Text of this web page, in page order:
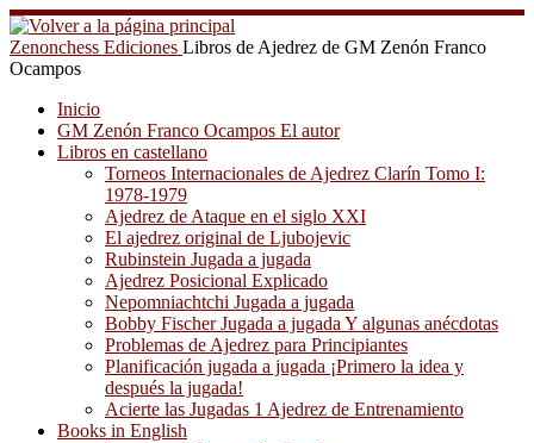
Saltar
al
contenido
Zenonchess Ediciones Libros de Ajedrez de GM Zenón Franco
Ocampos
Inicio
GM Zenón Franco Ocampos El autor
Libros en castellano
Torneos Internacionales de Ajedrez Clarín Tomo I:
1978-1979
Ajedrez de Ataque en el siglo XXI
El ajedrez original de Ljubojevic
Rubinstein Jugada a jugada
Ajedrez Posicional Explicado
Nepomniachtchi Jugada a jugada
Bobby Fischer Jugada a jugada Y algunas anécdotas
Problemas de Ajedrez para Principiantes
Planificación jugada a jugada ¡Primero la idea y
después la jugada!
Acierte las Jugadas 1 Ajedrez de Entrenamiento
Books in English